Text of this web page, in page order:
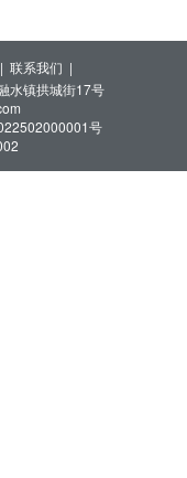
联系我们 |
水镇拱城街17号
号